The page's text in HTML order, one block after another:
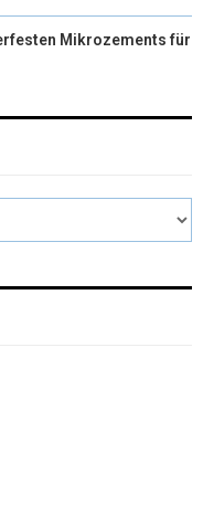
Mikrozements für